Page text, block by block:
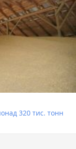
320 тис. тонн